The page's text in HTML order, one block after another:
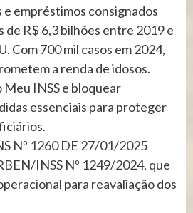
empréstimos consignados
de R$ 6,3 bilhões entre 2019 e
Com 700 mil casos em 2024,
a renda de idosos.
INSS e bloquear
essenciais para proteger
Nº 1260 DE 27/01/2025
INSS Nº 1249/2024, que
para reavaliação dos